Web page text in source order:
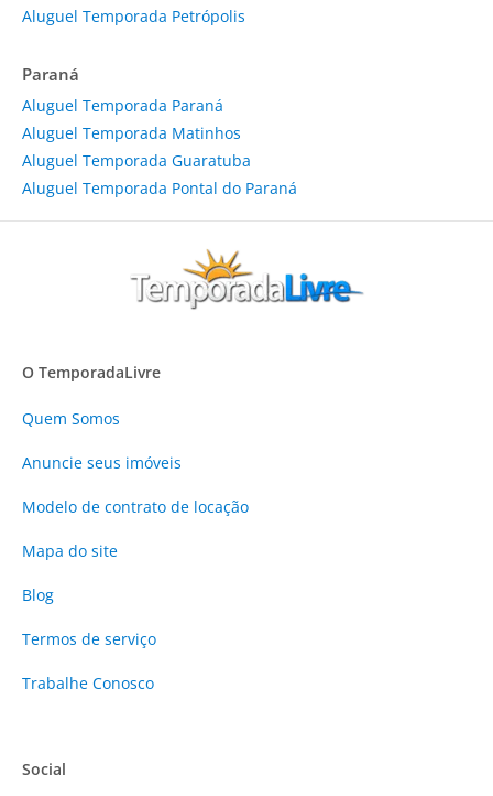
Aluguel Temporada Petrópolis
Paraná
Aluguel Temporada Paraná
Aluguel Temporada Matinhos
Aluguel Temporada Guaratuba
Aluguel Temporada Pontal do Paraná
O TemporadaLivre
Quem Somos
Anuncie seus imóveis
Modelo de contrato de locação
Mapa do site
Blog
Termos de serviço
Trabalhe Conosco
Social